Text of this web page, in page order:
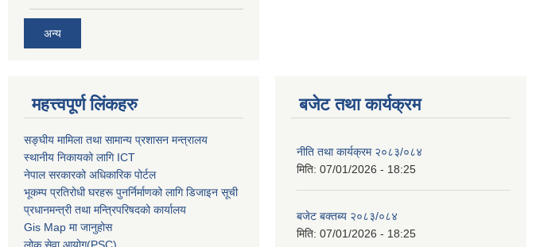
अन्य
महत्त्वपूर्ण लिंकहरु
सङ्घीय मामिला तथा सामान्य प्रशासन मन्त्रालय
स्थानीय निकायको लागि ICT
नेपाल सरकारको अधिकारिक पोर्टल
भूकम्प प्रतिरोधी घरहरू पुनर्निर्माणको लागि डिजाइन सूची
प्रधानमन्त्री तथा मन्त्रिपरिषदको कार्यालय
Gis Map मा जानुहोस
लोक सेवा आयोग(PSC)
बजेट तथा कार्यक्रम
नीति तथा कार्यक्रम २०८३/०८४
मिति: 07/01/2026 - 18:25
बजेट बक्तब्य २०८३/०८४
मिति: 07/01/2026 - 18:25